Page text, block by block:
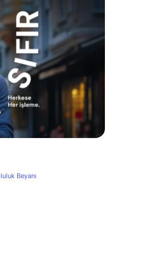
Beyanı